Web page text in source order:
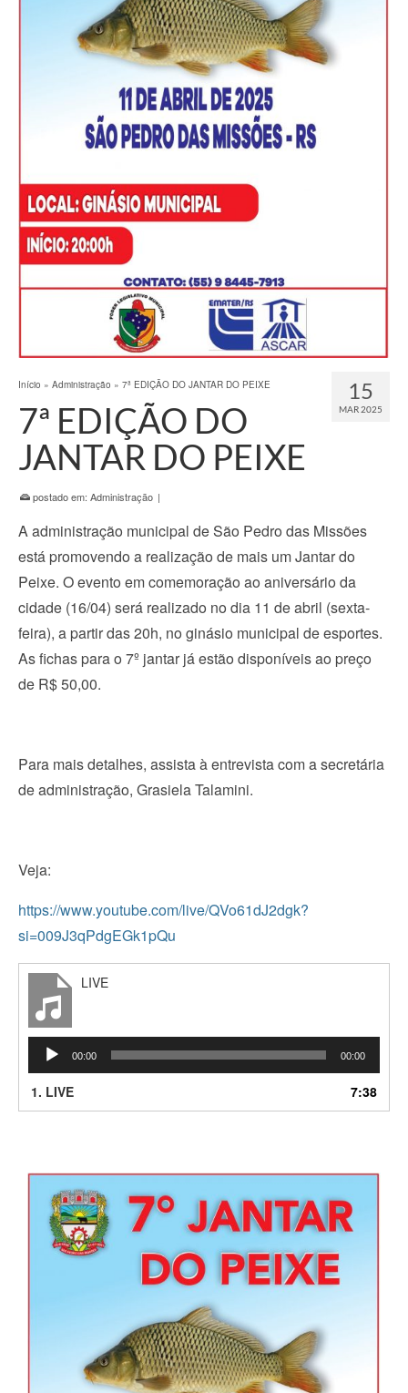
15
MAR 2025
Início » Administração » 7ª EDIÇÃO DO JANTAR DO PEIXE
7ª EDIÇÃO DO
JANTAR DO PEIXE
postado em: Administração |
A administração municipal de São Pedro das Missões
está promovendo a realização de mais um Jantar do
Peixe. O evento em comemoração ao aniversário da
cidade (16/04) será realizado no dia 11 de abril (sexta-
feira), a partir das 20h, no ginásio municipal de esportes.
As fichas para o 7º jantar já estão disponíveis ao preço
de R$ 50,00.
Para mais detalhes, assista à entrevista com a secretária
de administração, Grasiela Talamini.
Veja:
https://www.youtube.com/live/QVo61dJ2dgk?
si=009J3qPdgEGk1pQu
LIVE
Tocador
áudio
00:00 00:00
1. LIVE 7:38